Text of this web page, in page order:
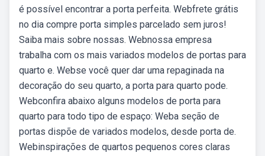
é possível encontrar a porta perfeita. Webfrete grátis
no dia compre porta simples parcelado sem juros!
Saiba mais sobre nossas. Webnossa empresa
trabalha com os mais variados modelos de portas para
quarto e. Webse você quer dar uma repaginada na
decoração do seu quarto, a porta para quarto pode.
Webconfira abaixo alguns modelos de porta para
quarto para todo tipo de espaço: Weba seção de
portas dispõe de variados modelos, desde porta de.
Webinspirações de quartos pequenos cores claras